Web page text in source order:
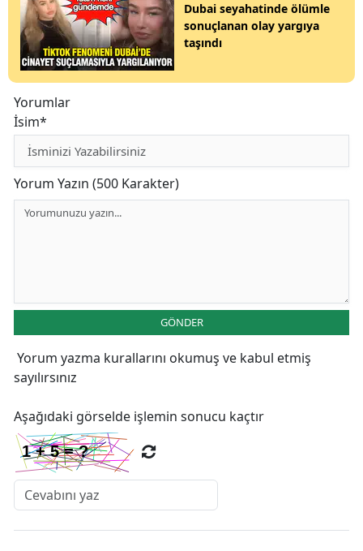
Dubai seyahatinde ölümle
sonuçlanan olay yargıya
taşındı
Yorumlar
İsim*
Yorum Yazın (500 Karakter)
GÖNDER
Yorum yazma kurallarını okumuş ve kabul etmiş
sayılırsınız
Aşağıdaki görselde işlemin sonucu kaçtır